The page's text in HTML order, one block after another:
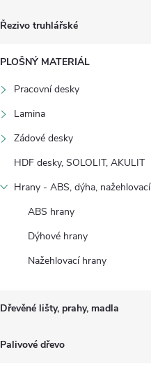
Řezivo truhlářské
PLOŠNÝ MATERIÁL
Pracovní desky
Lamina
Zádové desky
HDF desky, SOLOLIT, AKULIT
Hrany - ABS, dýha, nažehlovací
ABS hrany
Dýhové hrany
Nažehlovací hrany
Dřevěné lišty, prahy, madla
Palivové dřevo